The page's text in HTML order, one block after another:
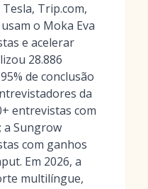
Trip.com,
o Moka Eva
e acelerar
28.886
de conclusão
da
entrevistas com
; a Sungrow
com ganhos
Em 2026, a
multilíngue,